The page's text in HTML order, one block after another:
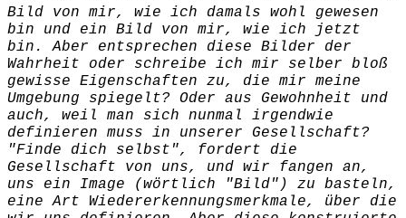
Bild von mir, wie ich damals wohl gewesen
bin und ein Bild von mir, wie ich jetzt
bin. Aber entsprechen diese Bilder der
Wahrheit oder schreibe ich mir selber bloß
gewisse Eigenschaften zu, die mir meine
Umgebung spiegelt? Oder aus Gewohnheit und
auch, weil man sich nunmal irgendwie
definieren muss in unserer Gesellschaft?
"Finde dich selbst", fordert die
Gesellschaft von uns, und wir fangen an,
uns ein Image (wörtlich "Bild") zu basteln,
eine Art Wiedererkennungsmerkmale, über die